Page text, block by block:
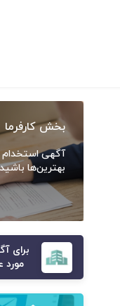
بخش کارفرما
آگهی استخدام
بهترین‌ها باشید
برای
مورد